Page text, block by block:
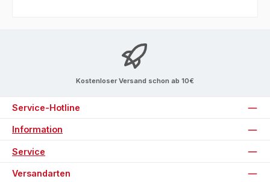
Kostenloser Versand schon ab 10€
Service-Hotline
Information
Service
Versandarten